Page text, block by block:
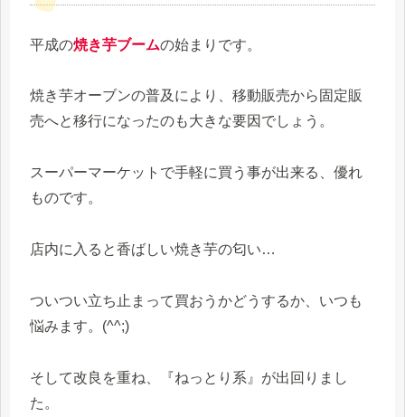
平成の焼き芋ブームの始まりです。
焼き芋オーブンの普及により、移動販売から固定販
売へと移行になったのも大きな要因でしょう。
スーパーマーケットで手軽に買う事が出来る、優れ
ものです。
店内に入ると香ばしい焼き芋の匂い…
ついつい立ち止まって買おうかどうするか、いつも
悩みます。(^^;)
そして改良を重ね、『ねっとり系』が出回りまし
た。